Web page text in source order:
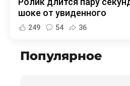
шоке от увиденного
249 54 36
Популярное